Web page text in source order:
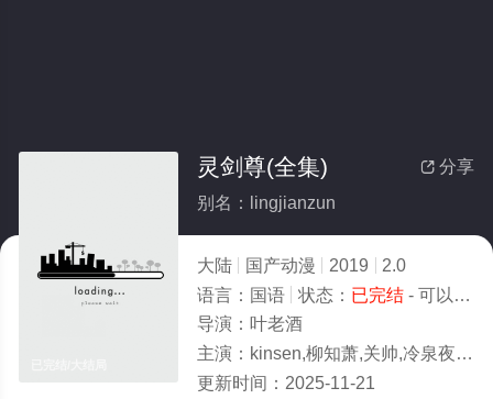
 分享
灵剑尊(全集)
别名：lingjianzun
大陆 国产动漫 2019
2.0
语言： 国语 状态： 已完结- 可以高清免费在线观看
导演： 叶老酒
主演： kinsen,柳知萧,关帅,冷泉夜月,季骜杰,张妮,钟巍
更新时间： 2025-11-21